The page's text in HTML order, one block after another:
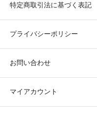
特定商取引法に基づく表記
プライバシーポリシー
お問い合わせ
マイアカウント